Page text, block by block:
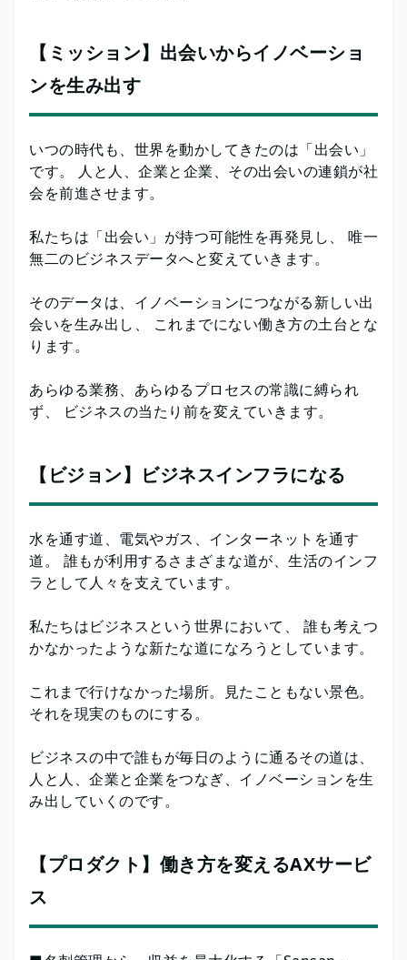
【ミッション】出会いからイノベーショ
ンを生み出す
いつの時代も、世界を動かしてきたのは「出会い」
です。 人と人、企業と企業、その出会いの連鎖が社
会を前進させます。
私たちは「出会い」が持つ可能性を再発見し、 唯一
無二のビジネスデータへと変えていきます。
そのデータは、イノベーションにつながる新しい出
会いを生み出し、 これまでにない働き方の土台とな
ります。
あらゆる業務、あらゆるプロセスの常識に縛られ
ず、 ビジネスの当たり前を変えていきます。
【ビジョン】ビジネスインフラになる
水を通す道、電気やガス、インターネットを通す
道。 誰もが利用するさまざまな道が、生活のインフ
ラとして人々を支えています。
私たちはビジネスという世界において、 誰も考えつ
かなかったような新たな道になろうとしています。
これまで行けなかった場所。見たこともない景色。
それを現実のものにする。
ビジネスの中で誰もが毎日のように通るその道は、
人と人、企業と企業をつなぎ、イノベーションを生
み出していくのです。
【プロダクト】働き方を変えるAXサービ
ス